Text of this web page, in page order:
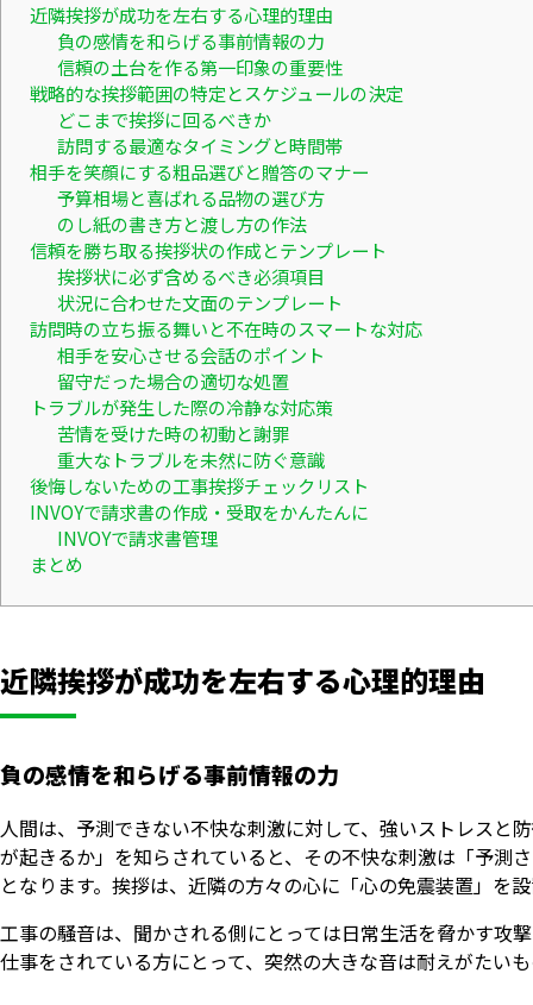
近隣挨拶が成功を左右する心理的理由
負の感情を和らげる事前情報の力
信頼の土台を作る第一印象の重要性
戦略的な挨拶範囲の特定とスケジュールの決定
どこまで挨拶に回るべきか
訪問する最適なタイミングと時間帯
相手を笑顔にする粗品選びと贈答のマナー
予算相場と喜ばれる品物の選び方
のし紙の書き方と渡し方の作法
信頼を勝ち取る挨拶状の作成とテンプレート
挨拶状に必ず含めるべき必須項目
状況に合わせた文面のテンプレート
訪問時の立ち振る舞いと不在時のスマートな対応
相手を安心させる会話のポイント
留守だった場合の適切な処置
トラブルが発生した際の冷静な対応策
苦情を受けた時の初動と謝罪
重大なトラブルを未然に防ぐ意識
後悔しないための工事挨拶チェックリスト
INVOYで請求書の作成・受取をかんたんに
INVOYで請求書管理
まとめ
近隣挨拶が成功を左右する心理的理由
負の感情を和らげる事前情報の力
人間は、予測できない不快な刺激に対して、強いストレスと
が起きるか」を知らされていると、その不快な刺激は「予測
となります。挨拶は、近隣の方々の心に「心の免震装置」を
工事の騒音は、聞かされる側にとっては日常生活を脅かす攻
仕事をされている方にとって、突然の大きな音は耐えがたい